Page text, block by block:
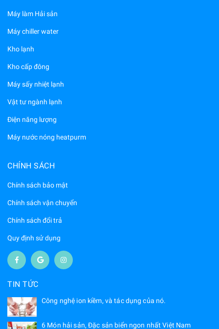
Máy làm Hải sản
Máy chiller water
Kho lạnh
Kho cấp đông
Máy sấy nhiệt lạnh
Vật tư ngành lạnh
Điện năng lượng
Máy nước nóng heatpurm
CHÍNH SÁCH
Chính sách bảo mật
Chính sách vận chuyển
Chính sách đổi trả
Quy định sử dụng
TIN TỨC
Công nghệ ion kiềm, và tác dụng của nó.
6 Món hải sản, Đặc sản biển ngon nhất Việt Nam